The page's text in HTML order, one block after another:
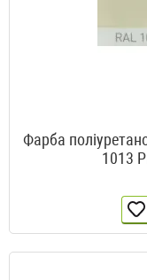
Фарба
1013